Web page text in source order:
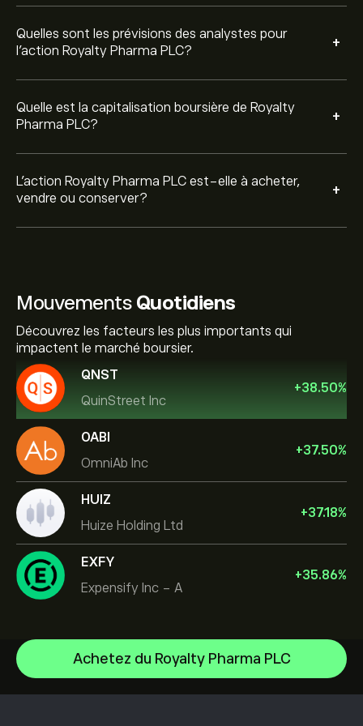
Quelles sont les prévisions des analystes pour
l'action Royalty Pharma PLC?
+
Quelle est la capitalisation boursière de Royalty
Pharma PLC?
+
L’action Royalty Pharma PLC est-elle à acheter,
vendre ou conserver?
+
Mouvements Quotidiens
Découvrez les facteurs les plus importants qui
impactent le marché boursier.
QNST
QuinStreet Inc
+38.50%
OABI
OmniAb Inc
+37.50%
HUIZ
Huize Holding Ltd
+37.18%
EXFY
Expensify Inc - A
+35.86%
Achetez du Royalty Pharma PLC
NVIDIA Corporation
Centre d’aide